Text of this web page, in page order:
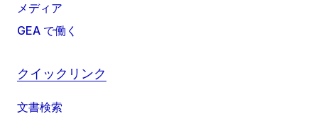
メディア
GEA で働く
クイックリンク
文書検索